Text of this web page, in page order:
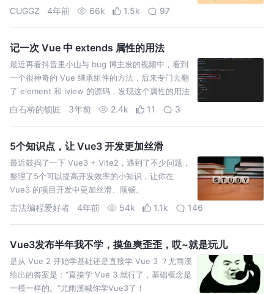
Vue 3.x。它是
CUGGZ 4年前 66k 1.5k 97
记一次 Vue 中 extends 属性的用法
最近再看抖音里小山与 bug 博主发的视频中，看到
一个很神奇的 Vue 继承组件的方法，后来专门去翻
了 element 和 iview 的源码，发现这个属性的用法
好像在这些比较大的框架里还没用到过，怀
白石桥的锁匠 3年前 2.4k 11 3
5个知识点，让 Vue3 开发更加丝滑
最近鼓捣了一下 Vue3 + Vite2，遇到了不少问题，
整理了5个可以提高开发效率的小知识，让你在
Vue3 的项目开发中更加丝滑、顺畅。
古法编程爱好者 4年前 54k 1.1k 146
Vue3发布半年我不学，摸鱼爽歪歪，哎~就是玩儿
是从 Vue 2 开始学基础还是直接学 Vue 3 ？尤雨溪
给出的答案是：“直接学 Vue 3 就行了，基础概念是
一模一样的。“尤雨溪喊你学Vue3了！